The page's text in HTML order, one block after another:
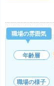
職場の雰囲気
年齢層
職場の様子